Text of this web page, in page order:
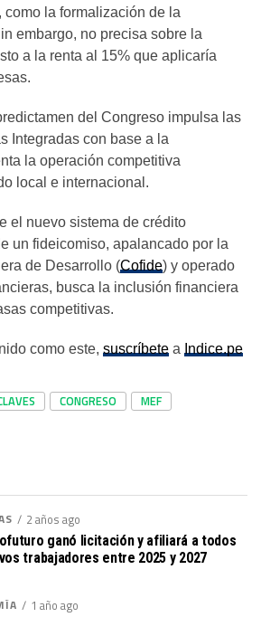
como la formalización de la
embargo, no precisa sobre la
a la renta al 15% que aplicaría
del Congreso impulsa las
Integradas con base a la
la operación competitiva
local e internacional.
el nuevo sistema de crédito
un fideicomiso, apalancado por la
de Desarrollo (Cofide) y operado
busca la inclusión financiera
competitivas.
como este, suscríbete a Indice.pe
CONGRESO MEF
2 años ago
ganó licitación y afiliará a todos
trabajadores entre 2025 y 2027
1 año ago